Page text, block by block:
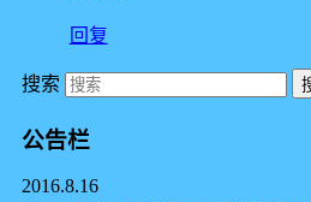
回复
搜索
公告栏
2016.8.16